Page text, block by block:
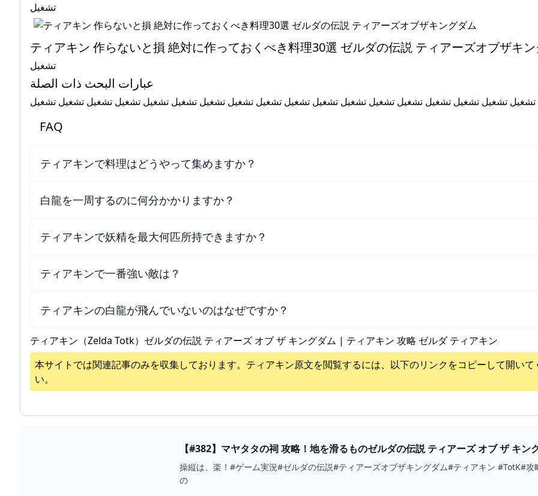
تشغيل
ティアキン 作らないと損 絶対に作っておくべき料理30選 ゼルダの伝説 ティアーズオブザキ
تشغيل
عبارات البحث ذات الصلة
تشغيل تشغيل تشغيل تشغيل تشغيل تشغيل تشغيل تشغيل تشغيل تشغيل تشغيل تشغيل تشغيل تشغيل تشغيل تشغيل تشغيل
FAQ
ティアキンで料理はどうやって集めますか？
白龍を一周するのに何分かかりますか？
ティアキンで妖精を最大何匹所持できますか？
ティアキンで一番強い敵は？
ティアキンの白龍が飛んでいないのはなぜですか？
ティアキン（Zelda Totk）ゼルダの伝説 ティアーズ オブ ザ キングダム | ティアキン 攻略 ゼルダ ティアキン
本サイトでは関連記事のみを収集しております。 ティアキン原文を閲覧するには、以下のリンクをコピーして開いて
い。
【#382】マヤタタの祠 攻略！地を滑るものゼルダの伝説 ティアーズ オブ ザ キン
操縦は、楽！#ゲーム実況#ゼルダの伝説#ティアーズオブザキングダム#ティアキン #TotK#
の